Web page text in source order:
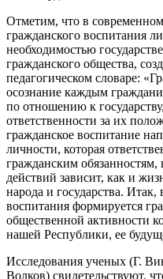
Отметим, что в
гражданского воспитания
необходимостью
гражданского общества,
педагогическом словаре:
осознание каждым
по отношению к
ответственности за их
гражданское воспитание
личности, которая
гражданским обязанностям,
действий зависит, как и
народа и государства. Итак,
воспитания формируется
общественной активности
нашей Республики, ее
Исследования ученых (Г.
Волков) свидетельствуют,